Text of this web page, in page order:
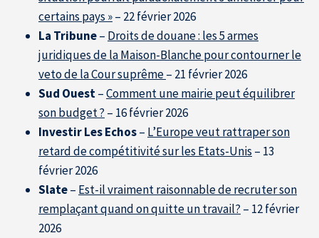
certains pays »– 22 février 2026
La Tribune– Droits de douane : les 5 armes
juridiques de la Maison-Blanche pour contourner le
veto de la Cour suprême– 21 février 2026
Sud Ouest–Comment une mairie peut équilibrer
son budget ? – 16 février 2026
Investir Les Echos– L’Europe veut rattraper son
retard de compétitivité sur les Etats-Unis – 13
février 2026
Slate– Est-il vraiment raisonnable de recruter son
remplaçant quand on quitte un travail? – 12 février
2026